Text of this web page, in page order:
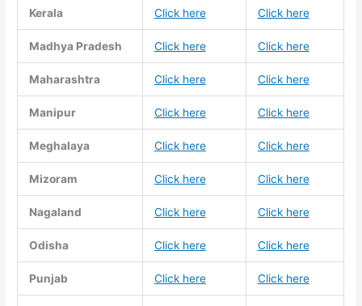
Kerala Click here Click here
Madhya Pradesh Click here Click here
Maharashtra Click here Click here
Manipur Click here Click here
Meghalaya Click here Click here
Mizoram Click here Click here
Nagaland Click here Click here
Odisha Click here Click here
Punjab Click here Click here